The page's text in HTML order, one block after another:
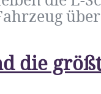
die